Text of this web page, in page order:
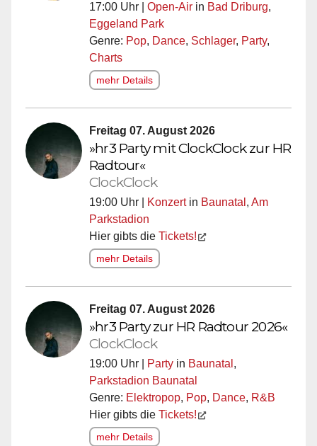
17:00 Uhr | Open-Air in Bad Driburg,
Eggeland Park
Genre: Pop, Dance, Schlager, Party,
Charts
mehr Details
Freitag 07. August 2026
»hr3 Party mit ClockClock zur HR
Radtour«
ClockClock
19:00 Uhr | Konzertin Baunatal , Am
Parkstadion
Hier gibts die Tickets!
mehr Details
Freitag 07. August 2026
»hr3 Party zur HR Radtour 2026«
ClockClock
19:00 Uhr | Party in Baunatal ,
Parkstadion Baunatal
Genre: Elektropop, Pop, Dance, R&B
Hier gibts die Tickets!
mehr Details